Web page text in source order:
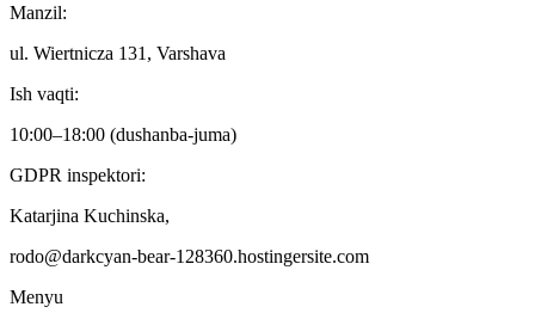
Manzil:
ul. Wiertnicza 131, Varshava
Ish vaqti:
10:00–18:00 (dushanba-juma)
GDPR inspektori:
Katarjina Kuchinska,
rodo@darkcyan-bear-128360.hostingersite.com
Menyu